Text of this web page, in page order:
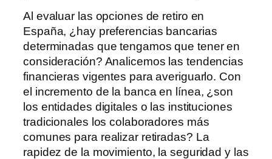
Al evaluar las opciones de retiro en
España, ¿hay preferencias bancarias
determinadas que tengamos que tener en
consideración? Analicemos las tendencias
financieras vigentes para averiguarlo. Con
el incremento de la banca en línea, ¿son
los entidades digitales o las instituciones
tradicionales los colaboradores más
comunes para realizar retiradas? La
rapidez de la movimiento, la seguridad y las